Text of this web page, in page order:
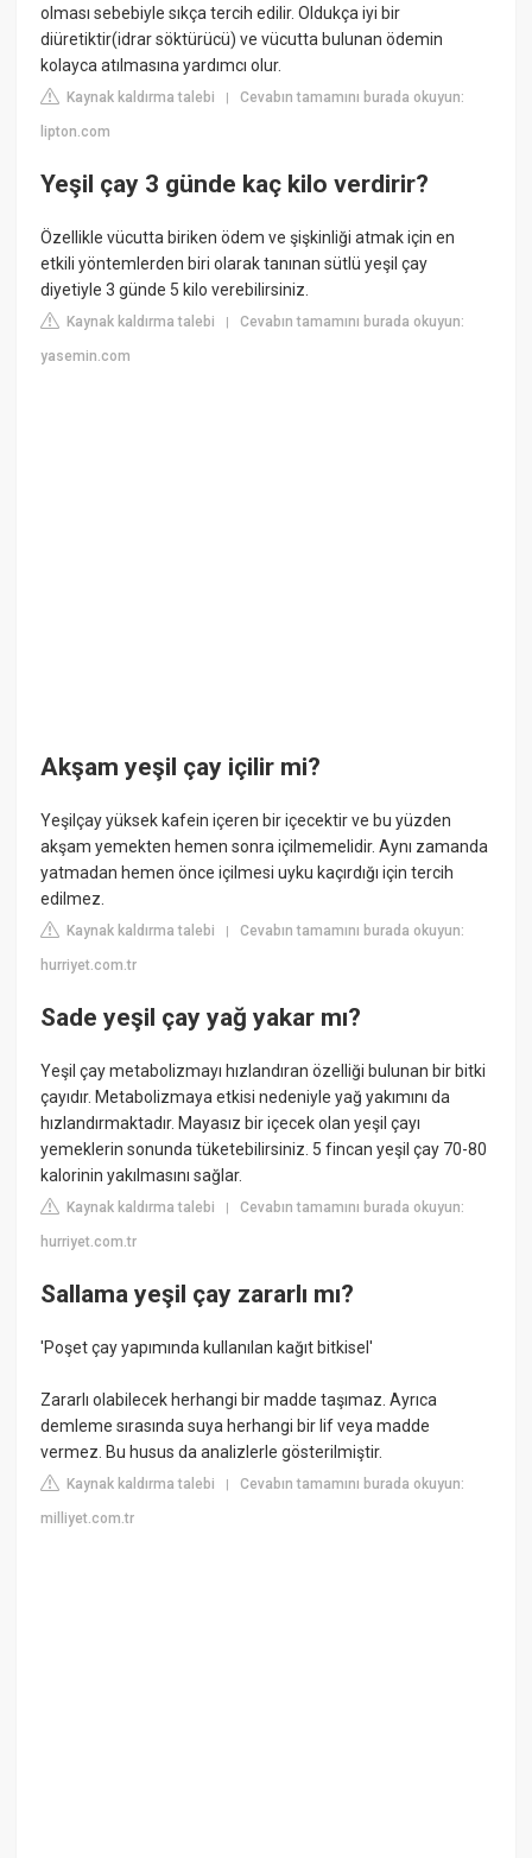
olması sebebiyle sıkça tercih edilir. Oldukça iyi bir
diüretiktir(idrar söktürücü) ve vücutta bulunan ödemin
kolayca atılmasına yardımcı olur.
Kaynak kaldırma talebi |Cevabın tamamını burada okuyun:
lipton.com
Yeşil çay 3 günde kaç kilo verdirir?
Özellikle vücutta biriken ödem ve şişkinliği atmak için en
etkili yöntemlerden biri olarak tanınan sütlü yeşil çay
diyetiyle 3 günde 5 kilo verebilirsiniz.
Kaynak kaldırma talebi |Cevabın tamamını burada okuyun:
yasemin.com
Akşam yeşil çay içilir mi?
Yeşilçay yüksek kafein içeren bir içecektir ve bu yüzden
akşam yemekten hemen sonra içilmemelidir. Aynı zamanda
yatmadan hemen önce içilmesi uyku kaçırdığı için tercih
edilmez.
Kaynak kaldırma talebi |Cevabın tamamını burada okuyun:
hurriyet.com.tr
Sade yeşil çay yağ yakar mı?
Yeşil çay metabolizmayı hızlandıran özelliği bulunan bir bitki
çayıdır. Metabolizmaya etkisi nedeniyle yağ yakımını da
hızlandırmaktadır. Mayasız bir içecek olan yeşil çayı
yemeklerin sonunda tüketebilirsiniz. 5 fincan yeşil çay 70-80
kalorinin yakılmasını sağlar.
Kaynak kaldırma talebi |Cevabın tamamını burada okuyun:
hurriyet.com.tr
Sallama yeşil çay zararlı mı?
'Poşet çay yapımında kullanılan kağıt bitkisel'
Zararlı olabilecek herhangi bir madde taşımaz. Ayrıca
demleme sırasında suya herhangi bir lif veya madde
vermez. Bu husus da analizlerle gösterilmiştir.
Kaynak kaldırma talebi |Cevabın tamamını burada okuyun:
milliyet.com.tr